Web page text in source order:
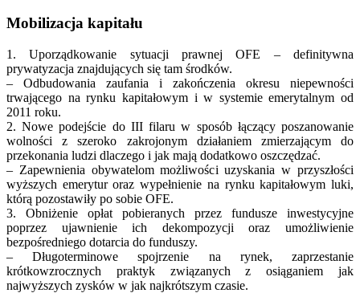
Mobilizacja kapitału
1. Uporządkowanie sytuacji prawnej OFE – definitywna
prywatyzacja znajdujących się tam środków.
– Odbudowania zaufania i zakończenia okresu niepewności
trwającego na rynku kapitałowym i w systemie emerytalnym od
2011 roku.
2. Nowe podejście do III filaru w sposób łączący poszanowanie
wolności z szeroko zakrojonym działaniem zmierzającym do
przekonania ludzi dlaczego i jak mają dodatkowo oszczędzać.
– Zapewnienia obywatelom możliwości uzyskania w przyszłości
wyższych emerytur oraz wypełnienie na rynku kapitałowym luki,
którą pozostawiły po sobie OFE.
3. Obniżenie opłat pobieranych przez fundusze inwestycyjne
poprzez ujawnienie ich dekompozycji oraz umożliwienie
bezpośredniego dotarcia do funduszy.
– Długoterminowe spojrzenie na rynek, zaprzestanie
krótkowzrocznych praktyk związanych z osiąganiem jak
najwyższych zysków w jak najkrótszym czasie.